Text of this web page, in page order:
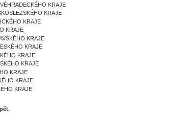
KRAJE
KRAJE
KRAJE
KRAJE
KRAJE
KRAJE
KRAJE
KRAJE
KRAJE
KRAJE
KRAJE